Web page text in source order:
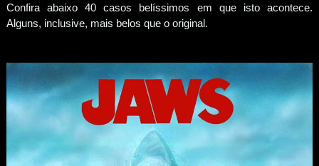
Confira abaixo 40 casos belíssimos em que isto acontece.
Alguns, inclusive, mais belos que o original.